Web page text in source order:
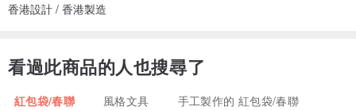
香港設計 / 香港製造
看過此商品的人也搜尋了
紅包袋/春聯 風格文具 手工製作的 紅包袋/春聯